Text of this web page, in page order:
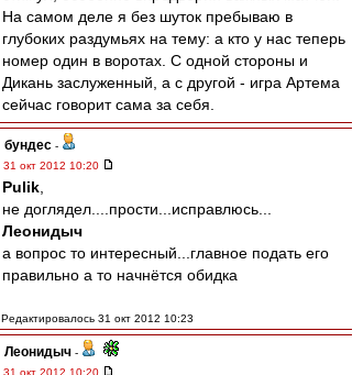
На самом деле я без шуток пребываю в
глубоких раздумьях на тему: а кто у нас теперь
номер один в воротах. С одной стороны и
Дикань заслуженный, а с другой - игра Артема
сейчас говорит сама за себя.
бундес -
31 окт 2012 10:20
Pulik
не доглядел....прости...исправлюсь...
Леонидыч
а вопрос то интересный...главное подать его
правильно а то начнётся обидка
Редактировалось 31 окт 2012 10:23
Леонидыч -
31 окт 2012 10:20